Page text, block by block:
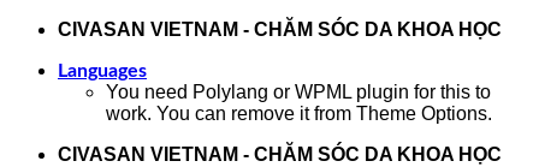
CIVASAN VIETNAM - CHĂM SÓC DA KHOA HỌC
Languages
You need Polylang or WPML plugin for this to
work. You can remove it from Theme Options.
CIVASAN VIETNAM - CHĂM SÓC DA KHOA HỌC